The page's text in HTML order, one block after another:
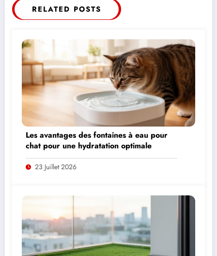
RELATED POSTS
Les avantages des fontaines à eau pour
chat pour une hydratation optimale
23 Juillet 2026